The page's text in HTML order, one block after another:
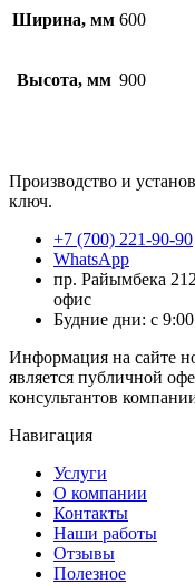
Ширина, мм 600
Высота, мм 900
Производство и
ключ.
+7 (700) 221-90-90
WhatsApp
пр. Райымбека
офис
Будние дни: с
Информация на сайте
является публичной
консультантов
Навигация
Услуги
О компании
Контакты
Наши работы
Отзывы
Полезное